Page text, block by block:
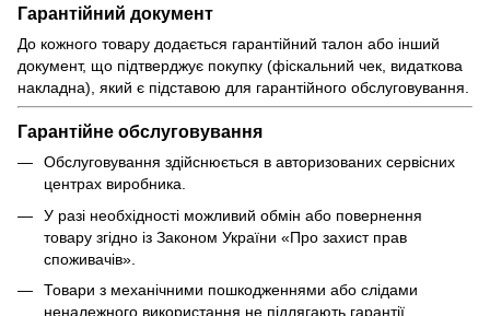
Гарантійний документ
До кожного товару додається гарантійний талон або інший
документ, що підтверджує покупку (фіскальний чек, видаткова
накладна), який є підставою для гарантійного обслуговування.
Гарантійне обслуговування
Обслуговування здійснюється в авторизованих сервісних
центрах виробника.
У разі необхідності можливий обмін або повернення
товару згідно із Законом України «Про захист прав
споживачів».
Товари з механічними пошкодженнями або слідами
неналежного використання не підлягають гарантії.